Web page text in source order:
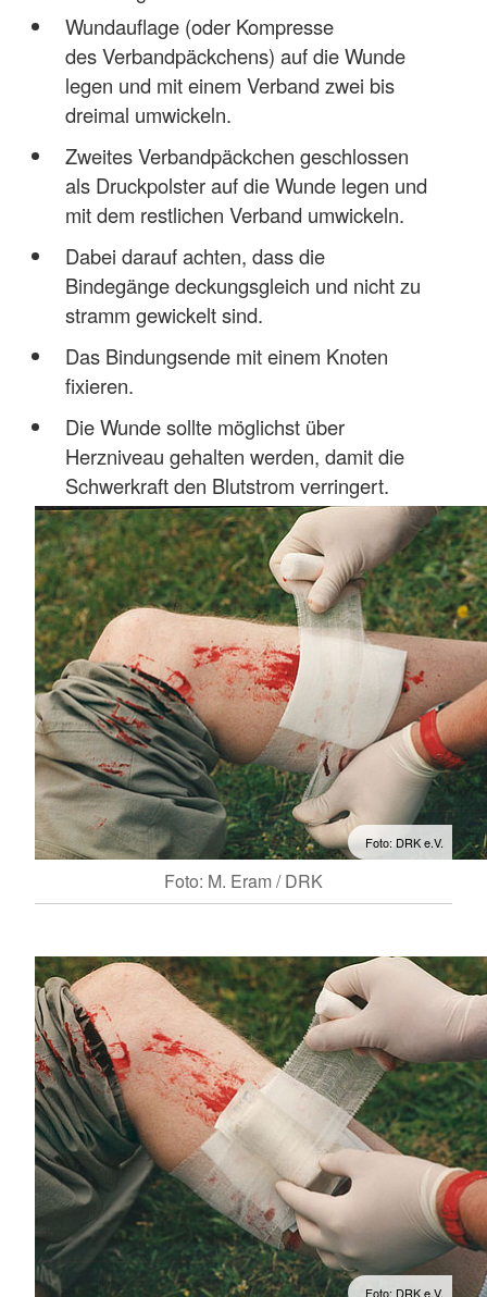
Wundauflage (oder Kompresse
des Verbandpäckchens) auf die Wunde
legen und mit einem Verband zwei bis
dreimal umwickeln.
Zweites Verbandpäckchen geschlossen
als Druckpolster auf die Wunde legen und
mit dem restlichen Verband umwickeln.
Dabei darauf achten, dass die
Bindegänge deckungsgleich und nicht zu
stramm gewickelt sind.
Das Bindungsende mit einem Knoten
fixieren.
Die Wunde sollte möglichst über
Herzniveau gehalten werden, damit die
Schwerkraft den Blutstrom verringert.
Foto: DRK e.V.
Foto: M. Eram / DRK
Foto: DRK e.V.